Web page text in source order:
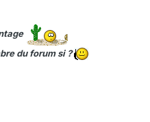
du forum si ?